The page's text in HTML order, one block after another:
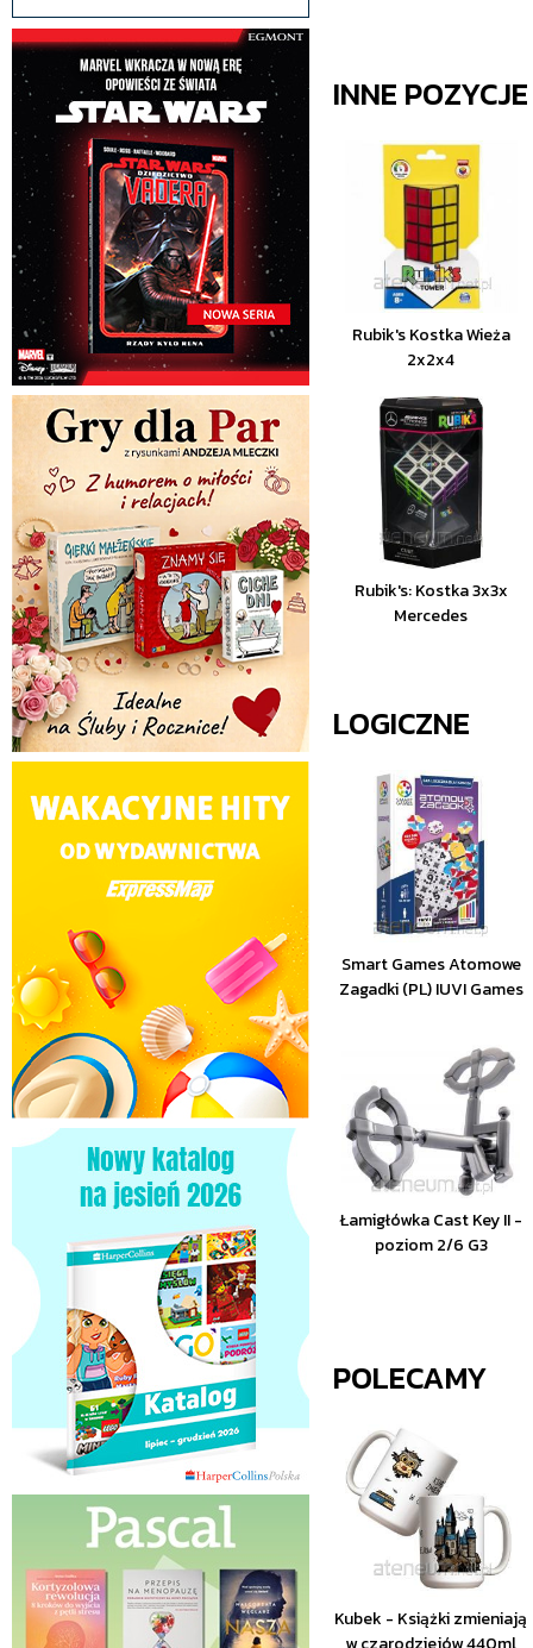
INNE
Rubik's Kostka Wieża
2x2x4
Rubik's: Kostka 3x3x
Mercedes
LOGICZNE
Smart Games Atomowe
Zagadki (PL) IUVI Games
Łamigłówka Cast Key II -
poziom 2/6 G3
POLECAMY
Kubek - Książki zmieniają